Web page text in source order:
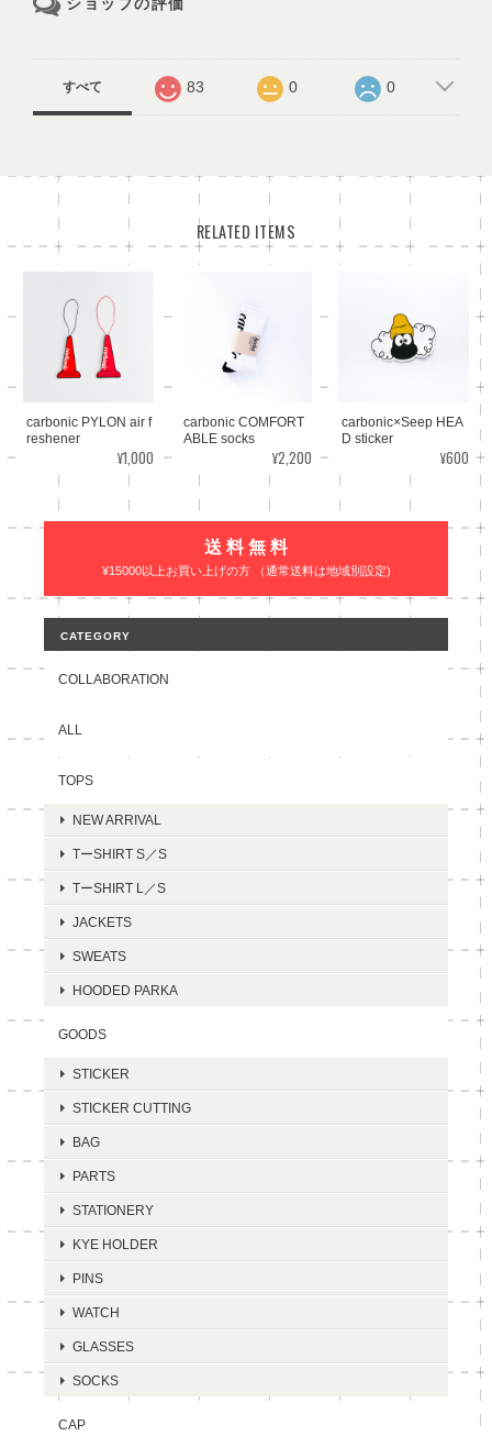
すべて 83 0 0
RELATED ITEMS
carbonic PYLON air f
reshener
¥1,000
carbonic COMFORT
ABLE socks
¥2,200
carbonic×Seep HEA
D sticker
¥600
送 料 無 料
¥15000以上お買い上げの方 （通常送料は地域別設定)
CATEGORY
COLLABORATION
ALL
TOPS
NEW ARRIVAL
TーSHIRT S／S
TーSHIRT L／S
JACKETS
SWEATS
HOODED PARKA
GOODS
STICKER
STICKER CUTTING
BAG
PARTS
STATIONERY
KYE HOLDER
PINS
WATCH
GLASSES
SOCKS
CAP